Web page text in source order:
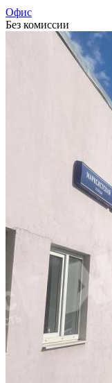
Офис
Без комиссии